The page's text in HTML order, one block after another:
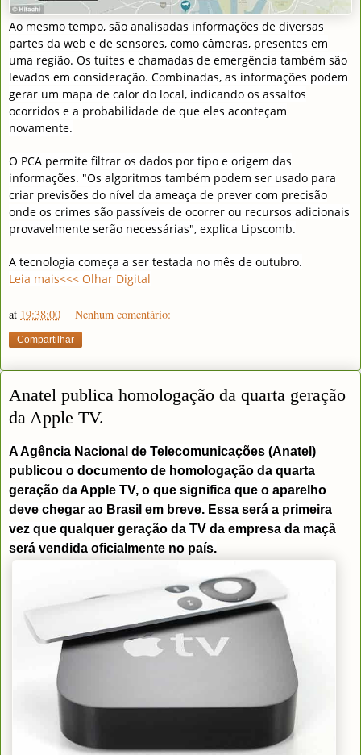
Ao mesmo tempo, são analisadas informações de diversas
partes da web e de sensores, como câmeras, presentes em
uma região. Os tuítes e chamadas de emergência também são
levados em consideração. Combinadas, as informações podem
gerar um mapa de calor do local, indicando os assaltos
ocorridos e a probabilidade de que eles aconteçam
novamente.
O PCA permite filtrar os dados por tipo e origem das
informações. "Os algoritmos também podem ser usado para
criar previsões do nível da ameaça de prever com precisão
onde os crimes são passíveis de ocorrer ou recursos adicionais
provavelmente serão necessárias", explica Lipscomb.
A tecnologia começa a ser testada no mês de outubro.
Leia mais<<< Olhar Digital
at 19:38:00 Nenhum comentário:
Compartilhar
Anatel publica homologação da quarta geração
da Apple TV.
A Agência Nacional de Telecomunicações (Anatel)
publicou o documento de homologação da quarta
geração da Apple TV, o que significa que o aparelho
deve chegar ao Brasil em breve. Essa será a primeira
vez que qualquer geração da TV da empresa da maçã
será vendida oficialmente no país.